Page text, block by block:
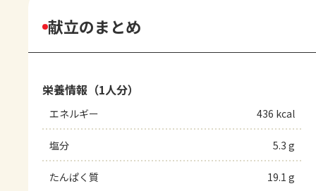
献立のまとめ
栄養情報（1人分）
エネルギー 436 kcal
塩分 5.3 g
たんぱく質 19.1 g